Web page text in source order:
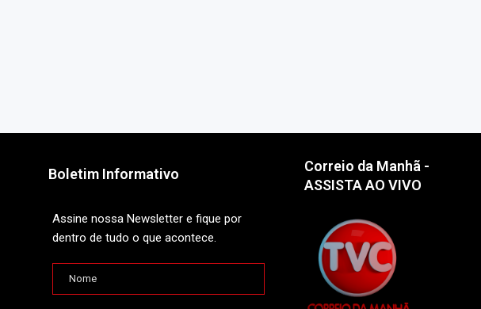
Boletim Informativo
Assine nossa Newsletter e fique por
dentro de tudo o que acontece.
Correio da Manhã -
ASSISTA AO VIVO